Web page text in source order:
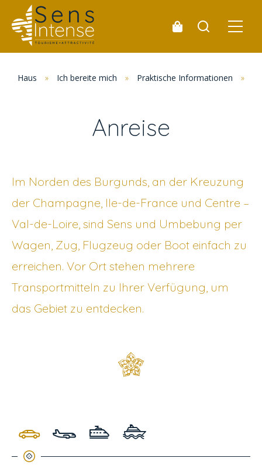
Haus » Ich bereite mich » Praktische Informationen »
Anreise
Im Norden des Burgunds, an der Kreuzung
der Champagne, Ile-de-France und Centre –
Val-de-Loire, sind Sens und Umbebung per
Wagen, Zug, Flugzeug oder Boot einfach zu
erreichen. Vor Ort stehen mehrere
Transportmitteln zu Ihrer Verfügung, um
das Gebiet zu entdecken.